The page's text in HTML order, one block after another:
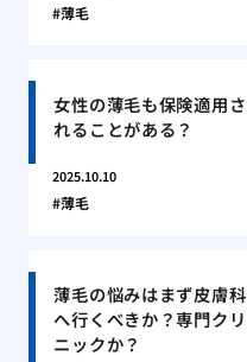
薄毛
女性の薄毛も保険適用さ
れることがある？
2025.10.10
薄毛
薄毛の悩みはまず皮膚科
へ行くべきか？専門クリ
ニックか？